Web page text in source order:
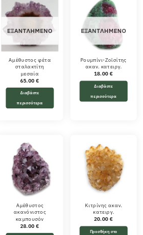
ΕΞΑΝΤΛΗΜΈΝΟ
Αμέθυστος φέτα
σταλακτίτη
μεσαία
65.00€
Διαβάστε
περισσότερα
ΕΞΑΝΤΛΗΜΈΝΟ
Ρουμπίνι-Ζοϊσίτης
ακαν. κατειργ.
18.00€
Διαβάστε
περισσότερα
Αμέθυστος
ακανόνιστος
καμπουσόν
28.00€
Κιτρίνης ακαν.
κατειργ.
20.00€
Προσθήκη στο